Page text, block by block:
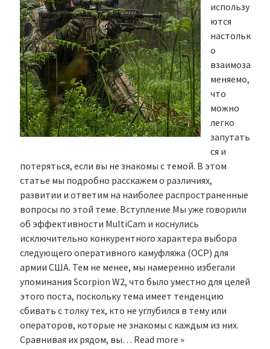
использу
ются
настольк
о
взаимоза
меняемо,
что
можно
легко
запутать
ся и
потеряться, если вы не знакомы с темой. В этом
статье мы подробно расскажем о различиях,
развитии и ответим на наиболее распространенные
вопросы по этой теме. Вступление Мы уже говорили
об эффективности MultiCam и коснулись
исключительно конкурентного характера выбора
следующего оперативного камуфляжа (OCP) для
армии США. Тем не менее, мы намеренно избегали
упоминания Scorpion W2, что было уместно для целей
этого поста, поскольку тема имеет тенденцию
сбивать с толку тех, кто не углубился в тему или
операторов, которые не знакомы с каждым из них.
Сравнивая их рядом, вы… Read more »